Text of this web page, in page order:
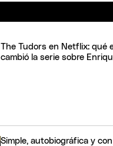
The Tudors en Netflix: qué
cambió la serie sobre
Simple, autobiográfica y